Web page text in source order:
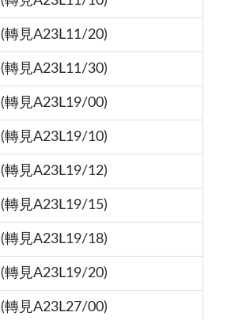
(轉見A23L11/20)
(轉見A23L11/30)
(轉見A23L19/00)
(轉見A23L19/10)
(轉見A23L19/12)
(轉見A23L19/15)
(轉見A23L19/18)
(轉見A23L19/20)
(轉見A23L27/00)